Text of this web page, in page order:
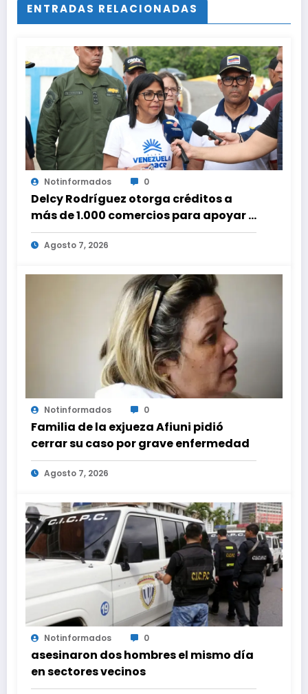
ENTRADAS RELACIONADAS
Notinformados 0
Delcy Rodríguez otorga créditos a
más de 1.000 comercios para apoyar a
los emprendedores afectados por los
terremotos
Agosto 7, 2026
Notinformados 0
Familia de la exjueza Afiuni pidió
cerrar su caso por grave enfermedad
Agosto 7, 2026
Notinformados 0
asesinaron dos hombres el mismo día
en sectores vecinos